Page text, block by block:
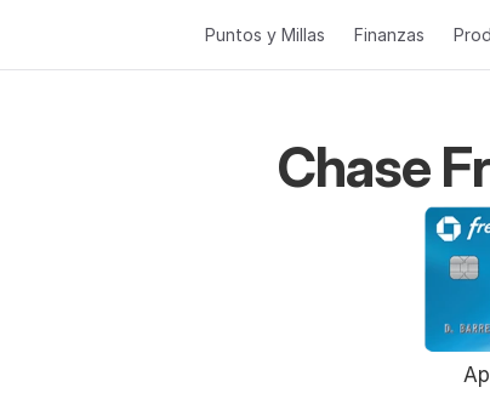
Puntos y Millas Finanzas
Chase